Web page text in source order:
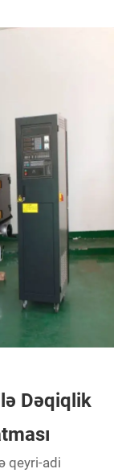
Dəqiqlik
qeyri-adi